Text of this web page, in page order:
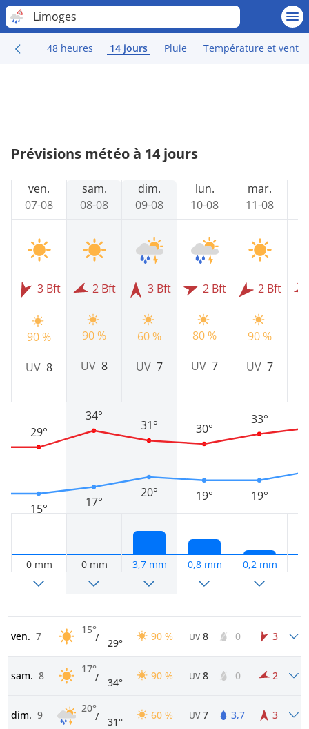
Limoges
48 heures 14 jours Pluie Température et vent
Prévisions météo à 14 jours
ven.
07-08
3 Bft
90 %
UV 8
15°
29°
0 mm
sam.
08-08
2 Bft
90 %
UV 8
17°
34°
0 mm
dim.
09-08
3 Bft
60 %
UV 7
20°
31°
3,7 mm
lun.
10-08
2 Bft
80 %
UV 7
19°
30°
0,8 mm
mar.
11-08
2 Bft
90 %
UV 7
19°
33°
0,2 mm
ven. 7
15°
/ 29°
90 % UV 8 0 3
sam. 8
17°
/ 34°
90 % UV 8 0 2
dim. 9
20°
/ 31°
60 % UV 7 3,7 3